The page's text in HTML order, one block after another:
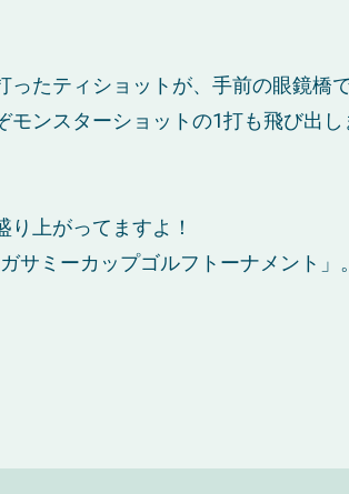
たティショットが、手前の眼鏡橋
ンスターショットの1打も飛び出し
上がってますよ！
サミーカップゴルフトーナメント」。